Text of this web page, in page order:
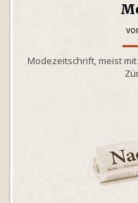
Modezeitschrift, meist